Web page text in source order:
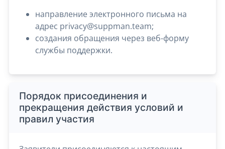
направление электронного письма на
адрес privacy@suppman.team;
создания обращения через веб-форму
службы поддержки.
Порядок присоединения и
прекращения действия условий и
правил участия